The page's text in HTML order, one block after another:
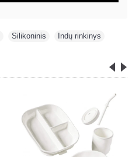
Silikoninis Indų rinkinys